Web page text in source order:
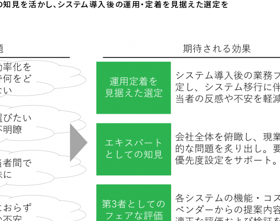
見を活かし、システム導入後の運用・定着を見据えた選定を